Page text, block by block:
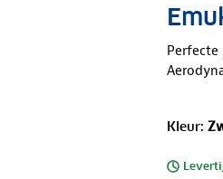
Perfecte
Kleur: